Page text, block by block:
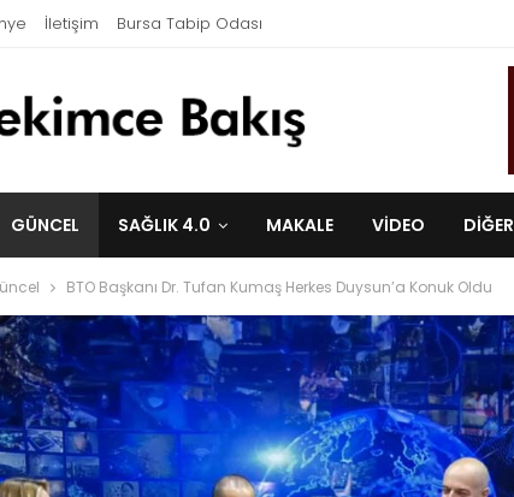
İletişim Bursa Tabip Odası
GÜNCEL SAĞLIK 4.0 MAKALE VIDEO DİĞER
BTO Başkanı Dr. Tufan Kumaş Herkes Duysun’a Konuk Oldu